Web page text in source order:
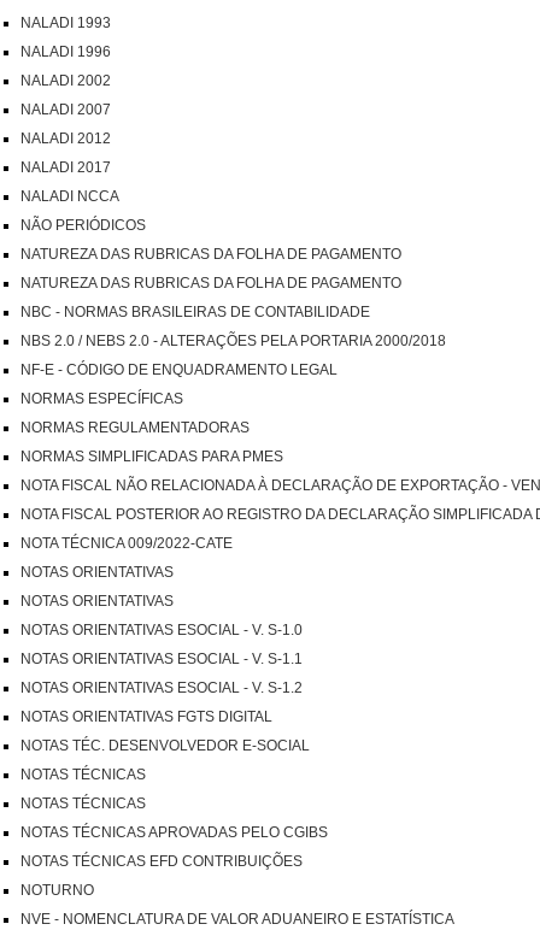
NALADI 1993
NALADI 1996
NALADI 2002
NALADI 2007
NALADI 2012
NALADI 2017
NALADI NCCA
NÃO PERIÓDICOS
NATUREZA DAS RUBRICAS DA FOLHA DE PAGAMENTO
NATUREZA DAS RUBRICAS DA FOLHA DE PAGAMENTO
NBC - NORMAS BRASILEIRAS DE CONTABILIDADE
NBS 2.0 / NEBS 2.0 - ALTERAÇÕES PELA PORTARIA 2000/2018
NF-E - CÓDIGO DE ENQUADRAMENTO LEGAL
NORMAS ESPECÍFICAS
NORMAS REGULAMENTADORAS
NORMAS SIMPLIFICADAS PARA PMES
NOTA FISCAL NÃO RELACIONADA À DECLARAÇÃO DE EXPORTAÇÃO -
NOTA FISCAL POSTERIOR AO REGISTRO DA DECLARAÇÃO SIMPLIFICADA
NOTA TÉCNICA 009/2022-CATE
NOTAS ORIENTATIVAS
NOTAS ORIENTATIVAS
NOTAS ORIENTATIVAS ESOCIAL - V. S-1.0
NOTAS ORIENTATIVAS ESOCIAL - V. S-1.1
NOTAS ORIENTATIVAS ESOCIAL - V. S-1.2
NOTAS ORIENTATIVAS FGTS DIGITAL
NOTAS TÉC. DESENVOLVEDOR E-SOCIAL
NOTAS TÉCNICAS
NOTAS TÉCNICAS
NOTAS TÉCNICAS APROVADAS PELO CGIBS
NOTAS TÉCNICAS EFD CONTRIBUIÇÕES
NOTURNO
NVE - NOMENCLATURA DE VALOR ADUANEIRO E ESTATÍSTICA